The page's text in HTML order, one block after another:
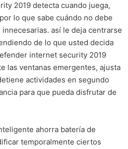
2019 detecta cuando juega,
lo que sabe cuándo no debe
así le deja centrarse
de lo que usted decida
internet security 2019
las ventanas emergentes, ajusta
actividades en segundo
para que pueda disfrutar de
ahorra batería de
temporalmente ciertos